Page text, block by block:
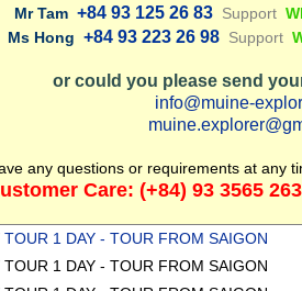
Mr Tam +84 93 125 26 83 Support
Ms Hong +84 93 223 26 98 Support
or could you please send
info@muine-
any questions or requirements at any
Care: (+84) 93 3565